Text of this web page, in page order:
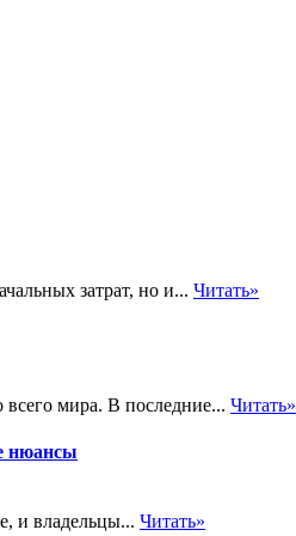
затрат, но и... Читать»
всего мира. В последние... Читать»
нюансы
и владельцы... Читать»